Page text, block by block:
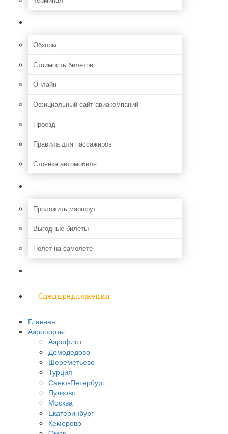
Обзоры
Стоимость билетов
Онлайн
Официальный сайт авиакомпаний
Проезд
Правила для пассажиров
Стоянка автомобиля
Проложить маршрут
Выгодные билеты
Полет на самолете
Спецпредложения
Главная
Аэропорты
Аэрофлот
Домодедово
Шереметьево
Турция
Санкт-Петербург
Пулково
Москва
Екатеринбург
Кемерово